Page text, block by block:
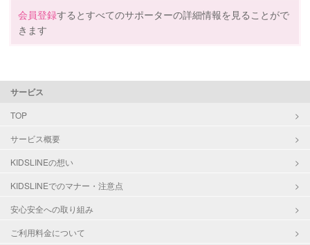
会員登録するとすべてのサポーターの詳細情報を見ることがで
きます
サービス
TOP
サービス概要
KIDSLINEの想い
KIDSLINEでのマナー・注意点
安心安全への取り組み
ご利用料金について